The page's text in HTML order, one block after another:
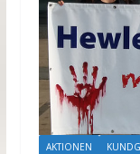
AKTIONEN